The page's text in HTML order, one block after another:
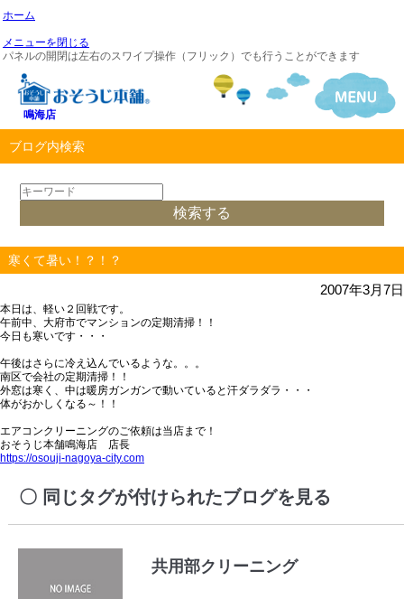
ホーム
メニューを閉じる
パネルの開閉は左右のスワイプ操作（フリック）でも行うことができます
鳴海店
ブログ内検索
寒くて暑い！？！？
2007年3月7日
本日は、軽い２回戦です。
午前中、大府市でマンションの定期清掃！！
今日も寒いです・・・
午後はさらに冷え込んでいるような。。。
南区で会社の定期清掃！！
外窓は寒く、中は暖房ガンガンで動いていると汗ダラダラ・・・
体がおかしくなる～！！
エアコンクリーニングのご依頼は当店まで！
おそうじ本舗鳴海店 店長
https://osouji-nagoya-city.com
同じタグが付けられたブログを見る
共用部クリーニング